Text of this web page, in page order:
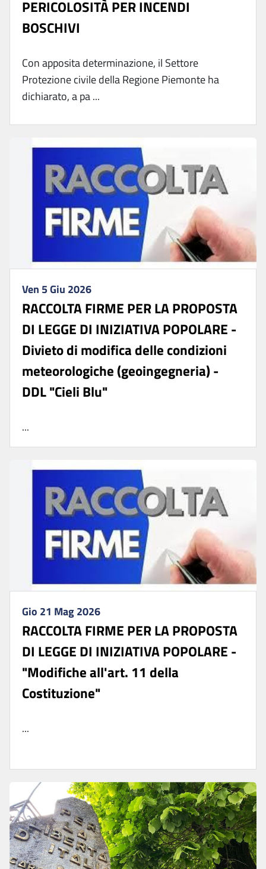
PERICOLOSITÀ PER INCENDI
BOSCHIVI
Con apposita determinazione, il Settore
Protezione civile della Regione Piemonte ha
dichiarato, a pa ...
Ven 5 Giu 2026
RACCOLTA FIRME PER LA PROPOSTA
DI LEGGE DI INIZIATIVA POPOLARE -
Divieto di modifica delle condizioni
meteorologiche (geoingegneria) -
DDL "Cieli Blu"
...
Gio 21 Mag 2026
RACCOLTA FIRME PER LA PROPOSTA
DI LEGGE DI INIZIATIVA POPOLARE -
"Modifiche all'art. 11 della
Costituzione"
...